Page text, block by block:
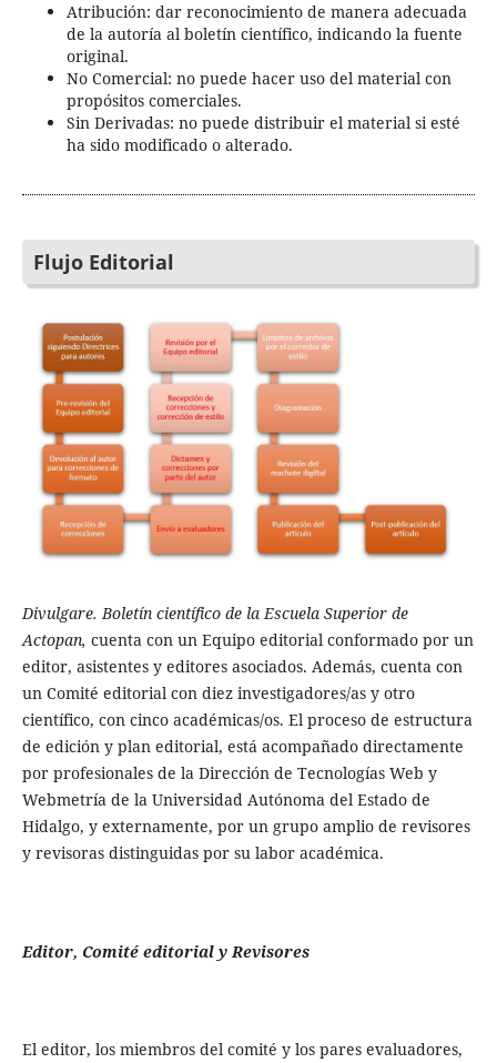
Atribución: dar reconocimiento de manera adecuada
de la autoría al boletín científico, indicando la fuente
original.
No Comercial: no puede hacer uso del material con
propósitos comerciales.
Sin Derivadas: no puede distribuir el material si esté
ha sido modificado o alterado.
Flujo Editorial
Divulgare. Boletín científico de la Escuela Superior de
Actopan, cuenta con un Equipo editorial conformado por un
editor, asistentes y editores asociados. Además, cuenta con
un Comité editorial con diez investigadores/as y otro
científico, con cinco académicas/os. El proceso de estructura
de edición y plan editorial, está acompañado directamente
por profesionales de la Dirección de Tecnologías Web y
Webmetría de la Universidad Autónoma del Estado de
Hidalgo, y externamente, por un grupo amplio de revisores
y revisoras distinguidas por su labor académica.
Editor, Comité editorial y Revisores
El editor, los miembros del comité y los pares evaluadores,